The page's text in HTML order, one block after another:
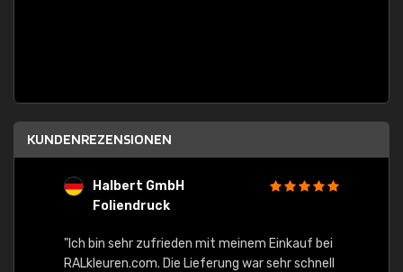
KUNDENREZENSIONEN
Halbert GmbH
Foliendruck
"Ich bin sehr zufrieden mit meinem Einkauf bei
RALkleuren.com. Die Lieferung war sehr schnell